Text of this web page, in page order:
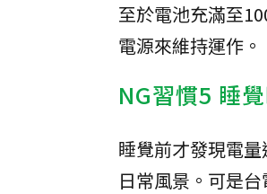
至於電池充滿至
電源來維持運作。
NG習慣5 睡
睡覺前才發現電
日常風景。可是